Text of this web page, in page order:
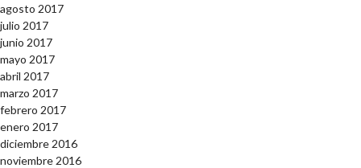
agosto 2017
julio 2017
junio 2017
mayo 2017
abril 2017
marzo 2017
febrero 2017
enero 2017
diciembre 2016
noviembre 2016